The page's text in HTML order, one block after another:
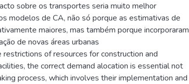
sobre os transportes seria muito melhor
modelos de CA, não só porque as estimativas de
maiores, mas também porque incorporaram
de novas áreas urbanas
of resources for construction and
the correct demand alocation is essential not
process, which involves their implementation and